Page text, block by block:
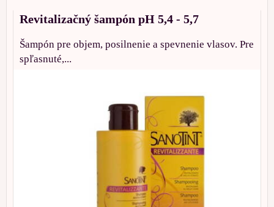
Revitalizačný šampón pH 5,4 - 5,7
Šampón pre objem, posilnenie a spevnenie vlasov. Pre
spľasnuté,...